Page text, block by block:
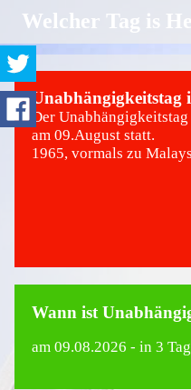
Welcher Tag is
Unabhängigkeitstag
Der
am 09.August statt.
1965, vormals zu
Wann ist
am 09.08.2026 - in 3